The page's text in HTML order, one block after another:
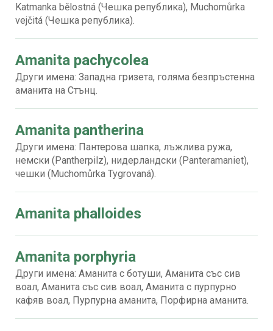
Katmanka bělostná (Чешка република), Muchomůrka
vejčitá (Чешка република).
Amanita pachycolea
Други имена: Западна гризета, голяма безпръстенна
аманита на Стънц.
Amanita pantherina
Други имена: Пантерова шапка, лъжлива ружа,
немски (Pantherpilz), нидерландски (Panteramaniet),
чешки (Muchomůrka Tygrovaná).
Amanita phalloides
Amanita porphyria
Други имена: Аманита с ботуши, Аманита със сив
воал, Аманита със сив воал, Аманита с пурпурно
кафяв воал, Пурпурна аманита, Порфирна аманита.